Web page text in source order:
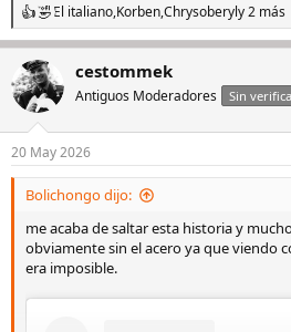
R
e
a
c
c
i
e
s
El italiano,Korben,Chrysoberyly 2 más
cestommek
Antiguos Moderadores Sin
20 May 2026
Bolichongo dijo:
me acaba de saltar esta historia y
obviamente sin el acero ya que viendo
era imposible.